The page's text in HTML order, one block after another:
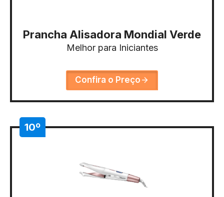
Prancha Alisadora Mondial Verde
Melhor para Iniciantes
Confira o Preço
10º